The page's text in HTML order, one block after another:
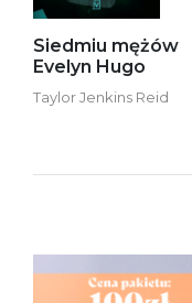
Siedmiu mężów
Evelyn Hugo
Taylor Jenkins Reid